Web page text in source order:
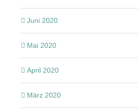
Juni 2020
Mai 2020
April 2020
März 2020